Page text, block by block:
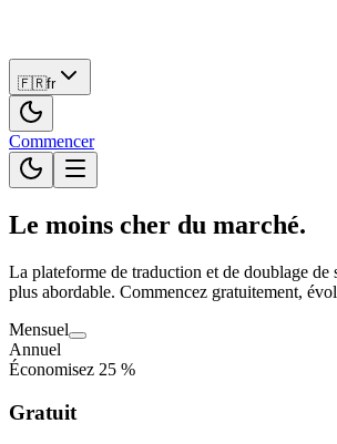
🇫🇷fr
Commencer
Le moins cher du marché.
La plateforme de traduction et de doublage de
plus abordable. Commencez gratuitement,
Mensuel
Annuel
Économisez 25 %
Gratuit